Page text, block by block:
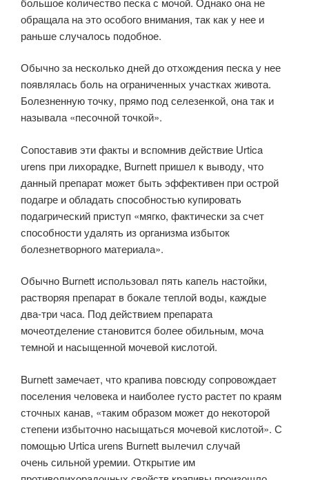
обращала на это особого внимания, так как у нее и
раньше случалось подобное.
Обычно за несколько дней до отхождения песка у нее
появлялась боль на ограниченных участках живота.
Болезненную точку, прямо под селезенкой, она так и
называла «песочной точкой».
Сопоставив эти факты и вспомнив действие Urtica
urens при лихорадке, Burnett пришел к выводу, что
данный препарат может быть эффективен при острой
подагре и обладать способностью купировать
подагрический приступ «мягко, фактически за счет
способности удалять из организма избыток
болезнетворного материала».
Обычно Burnett использовал пять капель настойки,
растворяя препарат в бокале теплой воды, каждые
два-три часа. Под действием препарата
мочеотделение становится более обильным, моча
темной и насыщенной мочевой кислотой.
Burnett замечает, что крапива повсюду сопровождает
поселения человека и наиболее густо растет по краям
сточных канав, «таким образом может до некоторой
степени избыточно насыщаться мочевой кислотой». С
помощью Urtica urens Burnett вылечил случай
очень сильной уремии. Открытие им